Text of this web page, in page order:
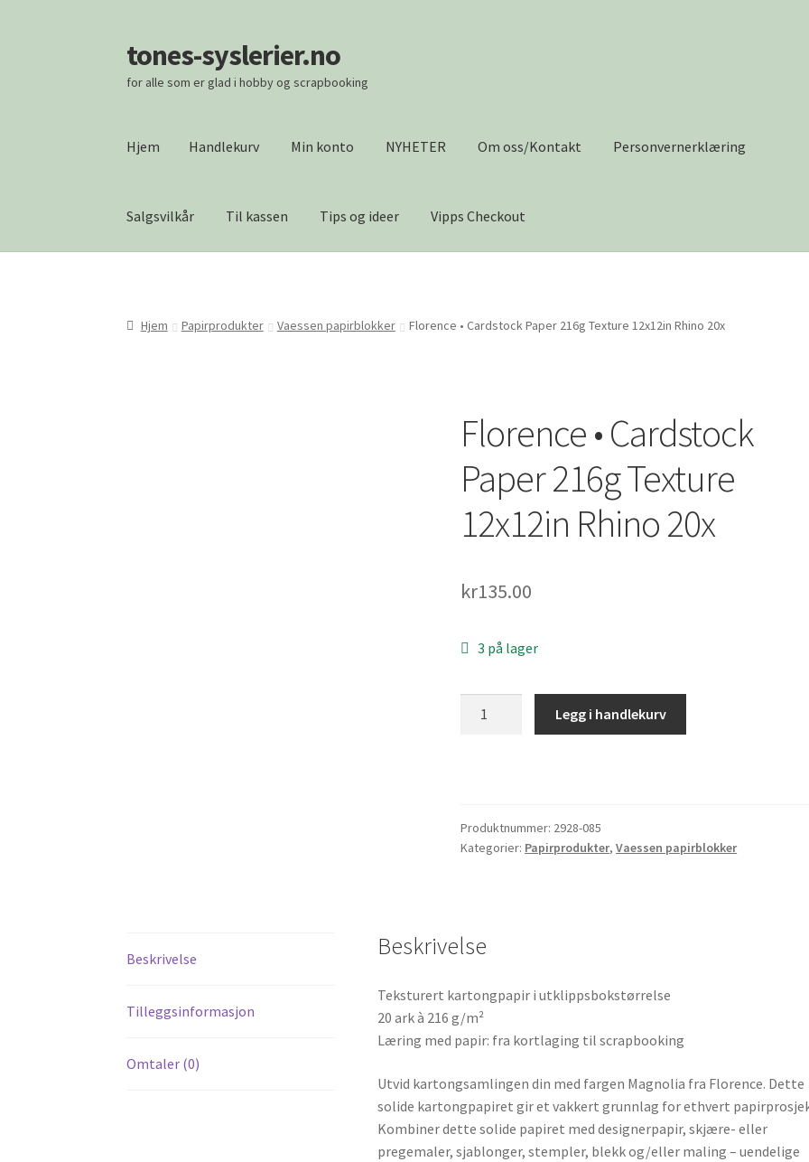
Hopp
til
navigasjon
Hopp
til
innhold
tones-syslerier.no
for alle som er glad i hobby og scrapbooking
Hjem Handlekurv Min konto NYHETER Om oss/Kontakt Personvernerklæring
Salgsvilkår Til kassen Tips og ideer Vipps Checkout
Vipps Checkout
Hjem Papirprodukter Vaessen papirblokker Florence • Cardstock Paper 216g Texture 12x12in Rhino 20x
Florence • Cardstock
Paper 216g Texture
12x12in Rhino 20x
kr135.00
3 på lager
12x12in
Legg i handlekurv
Produktnummer: 2928-085
Kategorier: Papirprodukter,Vaessen papirblokker
Beskrivelse
Tilleggsinformasjon
Omtaler (0)
Beskrivelse
Teksturert kartongpapir i utklippsbokstørrelse
20 ark à 216 g/m²
Læring med papir: fra kortlaging til scrapbooking
Utvid kartongsamlingen din med fargen Magnolia fra Florence. Dette
solide kartongpapiret gir et vakkert grunnlag for ethvert
Kombiner dette solide papiret med designerpapir, skjære- eller
pregemaler, sjablonger, stempler, blekk og/eller maling – uendelige